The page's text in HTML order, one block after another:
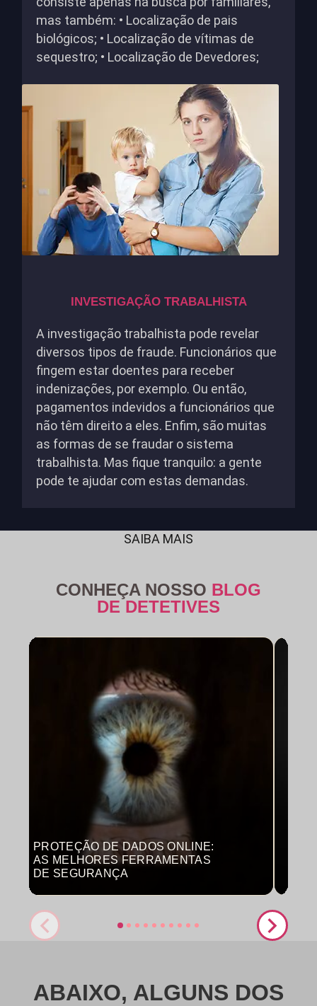
mas também: • Localização de pais
biológicos; • Localização de vítimas de
sequestro; • Localização de Devedores;
INVESTIGAÇÃO TRABALHISTA
A investigação trabalhista pode revelar
diversos tipos de fraude. Funcionários que
fingem estar doentes para receber
indenizações, por exemplo. Ou então,
pagamentos indevidos a funcionários que
não têm direito a eles. Enfim, são muitas
as formas de se fraudar o sistema
trabalhista. Mas fique tranquilo: a gente
pode te ajudar com estas demandas.
SAIBA MAIS
CONHEÇA NOSSO BLOG
DE DETETIVES
PROTEÇÃO DE DADOS ONLINE:
AS MELHORES FERRAMENTAS
DE SEGURANÇA
ABAIXO, ALGUNS DOS